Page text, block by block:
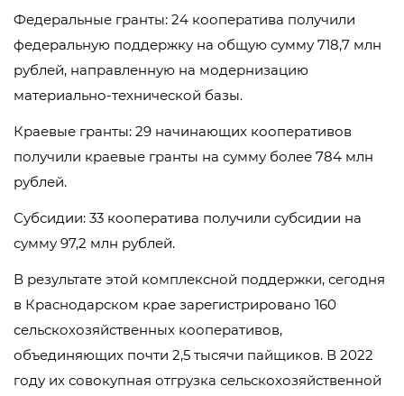
Федеральные гранты: 24 кооператива получили
федеральную поддержку на общую сумму 718,7 млн
рублей, направленную на модернизацию
материально-технической базы.
Краевые гранты: 29 начинающих кооперативов
получили краевые гранты на сумму более 784 млн
рублей.
Субсидии: 33 кооператива получили субсидии на
сумму 97,2 млн рублей.
В результате этой комплексной поддержки, сегодня
в Краснодарском крае зарегистрировано 160
сельскохозяйственных кооперативов,
объединяющих почти 2,5 тысячи пайщиков. В 2022
году их совокупная отгрузка сельскохозяйственной